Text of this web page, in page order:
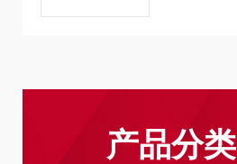
产品分类